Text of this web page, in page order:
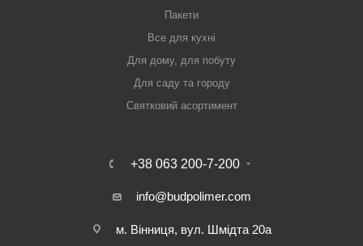
Пакети
Все для кухні
Для дому, для побуту
Для саду та городу
Святковий асортимент
+38 063 200-7-200
info@budpolimer.com
м. Вінниця, вул. Шмідта 20а